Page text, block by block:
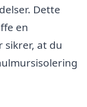
Dette
en
at du